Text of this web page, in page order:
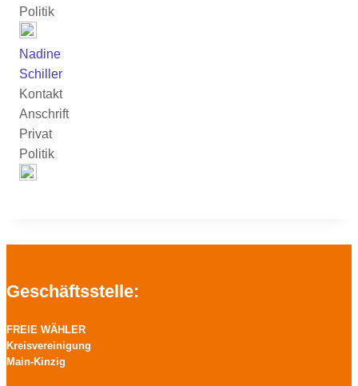
Politik
Nadine
Schiller
Kontakt
Anschrift
Privat
Politik
Geschäftsstelle:
FREIE WÄHLER
Kreisvereinigung
Main-Kinzig